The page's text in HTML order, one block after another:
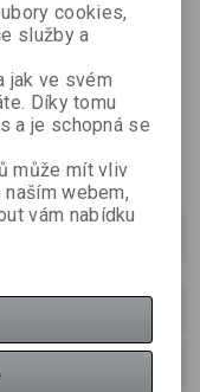
Tisk
cookies,
služby a
jak ve svém
Díky tomu
a je schopná se
může mít vliv
webem,
vám nabídku